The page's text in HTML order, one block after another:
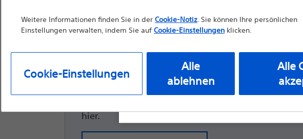
Materialien nicht als professionelle
vor der Verwendung die
Weiter Ausgangsseite
Alle Bestellungen
Sie können ganz einfach den Status und die Details
hier.
Weitere Informationen finden Sie in der Cookie-Notiz. Sie können Ihre persönlichen
Einstellungen verwalten, indem Sie aufCookie-Einstellungenklicken.
Cookie-Einstellungen
Alle
ablehnen
Alle